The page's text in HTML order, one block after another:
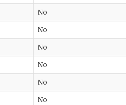
No
No
No
No
No
No